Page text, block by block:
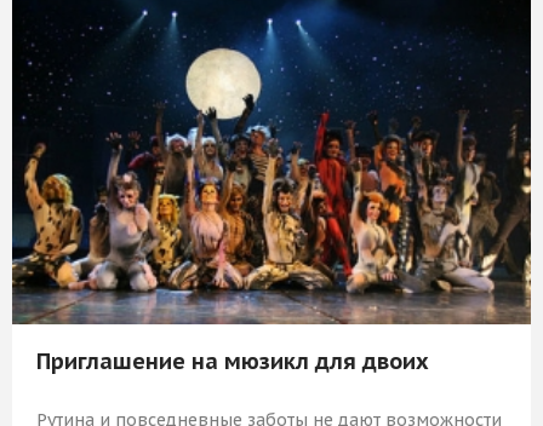
9 309 Р КУПИТЬ
Приглашение на мюзикл для двоих
Рутина и повседневные заботы не дают возможности